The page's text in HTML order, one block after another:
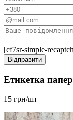
[cf7sr-simple-
Етикетка
15 грн/шт